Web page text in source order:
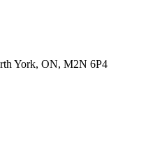
York, ON, M2N 6P4